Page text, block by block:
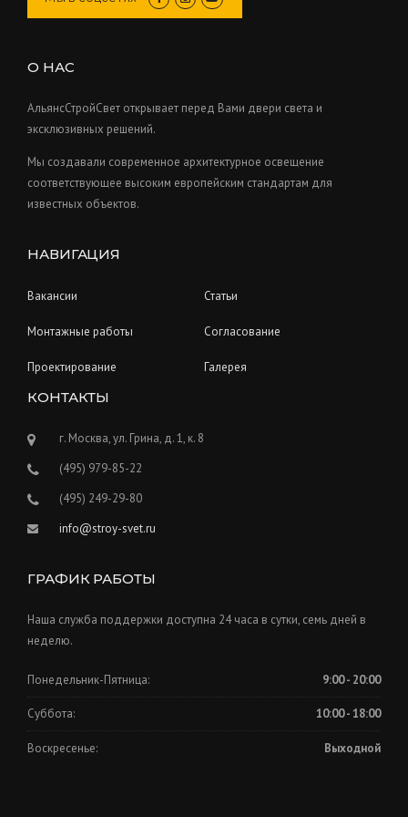
c
o
t
О НАС
АльянсСтройСвет открывает перед Вами двери света и
эксклюзивных решений.
Мы создавали современное архитектурное освещение
соответствующее высоким европейским стандартам для
известных объектов.
НАВИГАЦИЯ
Вакансии Статьи
Монтажные работы Согласование
Проектирование Галерея
КОНТАКТЫ
г. Москва, ул. Грина, д. 1, к. 8
(495) 979-85-22
(495) 249-29-80
info@stroy-svet.ru
ГРАФИК РАБОТЫ
Наша служба поддержки доступна 24 часа в сутки, семь дней в
неделю.
Понедельник-Пятница: 9:00 - 20:00
Суббота: 10:00 - 18:00
Воскресенье: Выходной